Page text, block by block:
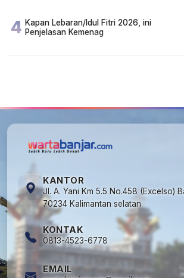
4 Kapan Lebaran/Idul Fitri 2026, ini
Penjelasan Kemenag
KANTOR
Jl. A. Yani Km 5.5 No.458 (Excelso)
70234 Kalimantan selatan
KONTAK
0813-4523-6778
EMAIL